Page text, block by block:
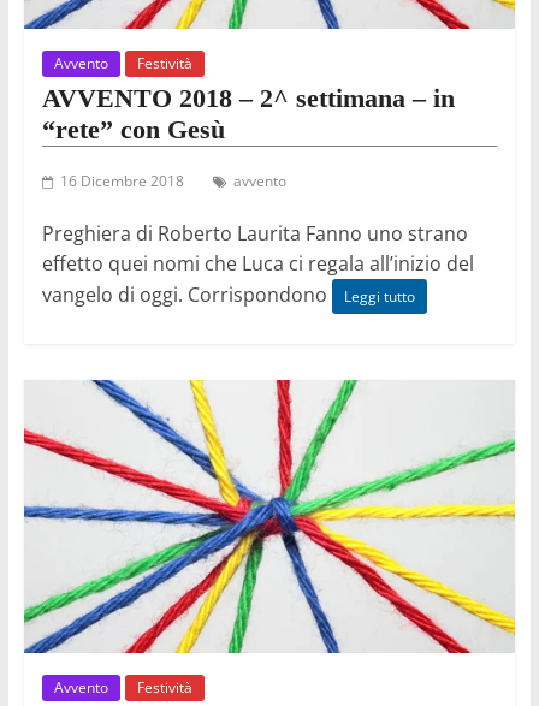
Avvento Festività
AVVENTO 2018 – 2^ settimana – in
“rete” con Gesù
16 Dicembre 2018 avvento
Preghiera di Roberto Laurita Fanno uno strano
effetto quei nomi che Luca ci regala all’inizio del
vangelo di oggi. Corrispondono
Leggi tutto
Avvento Festività